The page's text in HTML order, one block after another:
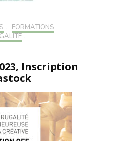
, FORMATIONS ,
,
Inscription